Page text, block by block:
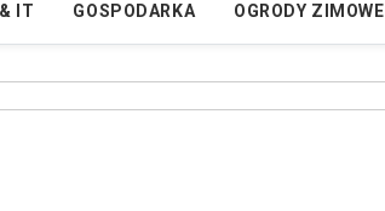
IT GOSPODARKA OGRODY ZIMOWE